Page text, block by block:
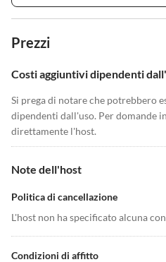
Prezzi
Costi aggiuntivi dipendenti
Si prega di notare che potrebbero
dipendenti dall'uso. Per domande
direttamente l'host.
Note dell'host
Politica di cancellazione
L'host non ha specificato alcuna
Condizioni di affitto